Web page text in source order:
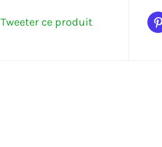
Tweeter ce produit